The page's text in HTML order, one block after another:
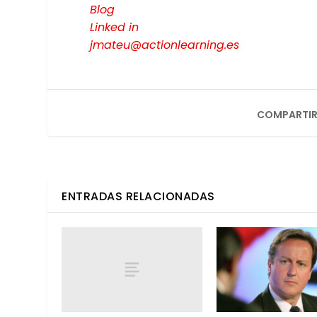
Blog
Lin­ked in
jmateu@actionlearning.es
ENTRADAS RELACIONADAS